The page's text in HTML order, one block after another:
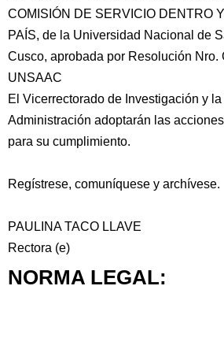
COMISIÓN DE SERVICIO DENTRO
PAÍS, de la Universidad Nacional de
Cusco, aprobada por Resolución Nro.
UNSAAC
El Vicerrectorado de Investigación y
Administración adoptarán las
para su cumplimiento.
Regístrese, comuníquese y archívese.
PAULINA TACO LLAVE
Rectora (e)
NORMA LEGAL: